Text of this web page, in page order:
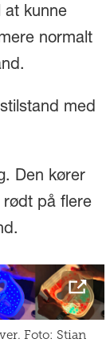
kunne
normalt
med
Den kører
rødt på flere
Foto: Stian